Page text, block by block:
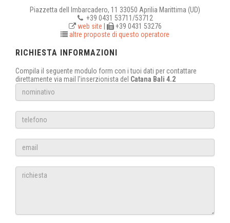
Piazzetta dell Imbarcadero, 11 33050 Aprilia Marittima (UD)
+39 0431 53711/53712
web site
+39 0431 53276
altre proposte di questo operatore
RICHIESTA INFORMAZIONI
Compila il seguente modulo form con i tuoi dati per contattare
direttamente via mail l'inserzionista del Catana Bali 4.2